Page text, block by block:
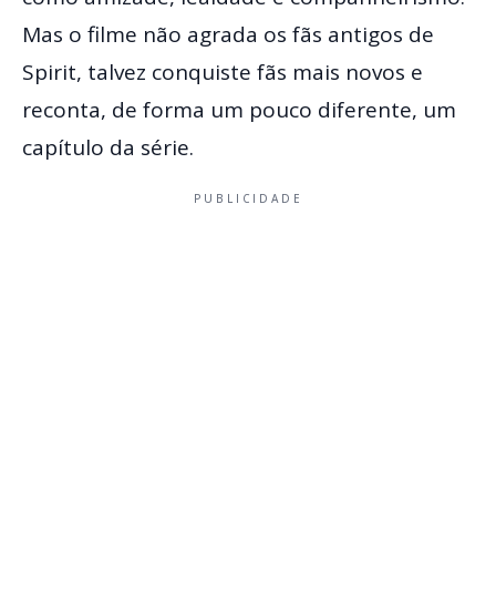
Mas o filme não agrada os fãs antigos de
Spirit, talvez conquiste fãs mais novos e
reconta, de forma um pouco diferente, um
capítulo da série.
PUBLICIDADE